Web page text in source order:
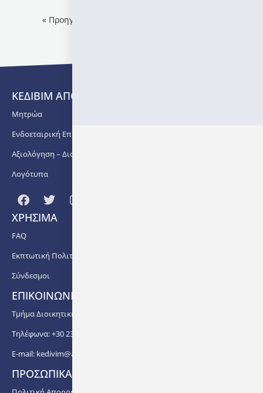
« Προηγούμενο
ΚΕΔΙΒΙΜ ΑΠΘ
Μητρώα
Ενδοεταιρική Επιμόρφωση
Αξιολόγηση – Διασφάλιση Ποιότητας
Λογότυπα
ΧΡΗΣΙΜΑ
FAQ
Εκπτωτική Πολιτική
Σύνδεσμοι
ΕΠΙΚΟΙΝΩΝΙΑ
Τμήμα Διοικητικής Υποστήριξης ΚΕΔΙΒΙΜ ΑΠΘ
Τηλέφωνα: +30 2310 99 67 -76, -88, -82, -83, -81
E-mail: kedivim@auth.gr
ΠΡΟΣΩΠΙΚΑ ΔΕΔΟΜΕΝΑ